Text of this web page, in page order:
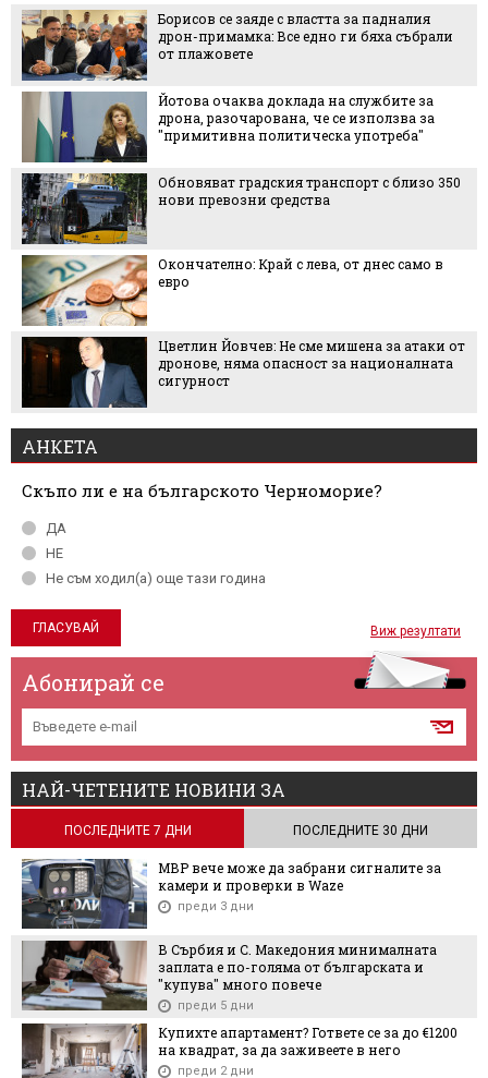
Борисов се заяде с властта за падналия
дрон-примамка: Все едно ги бяха събрали
от плажовете
Йотова очаква доклада на службите за
дрона, разочарована, че се използва за
"примитивна политическа употреба"
Обновяват градския транспорт с близо 350
нови превозни средства
Окончателно: Край с лева, от днес само в
евро
Цветлин Йовчев: Не сме мишена за атаки от
дронове, няма опасност за националната
сигурност
АНКЕТА
Скъпо ли е на българското Черноморие?
ДА
НЕ
Не съм ходил(а) още тази година
Виж резултати
Абонирай се
НАЙ-ЧЕТЕНИТЕ НОВИНИ ЗА
ПОСЛЕДНИТЕ 7 ДНИ ПОСЛЕДНИТЕ 30 ДНИ
МВР вече може да забрани сигналите за
камери и проверки в Waze
преди 3 дни
В Сърбия и С. Македония минималната
заплата е по-голяма от българската и
"купува" много повече
преди 5 дни
Купихте апартамент? Гответе се за до €1200
на квадрат, за да заживеете в него
преди 2 дни